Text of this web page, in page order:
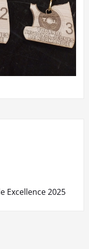
Excellence 2025